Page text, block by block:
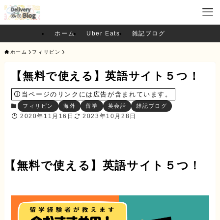
ホーム Uber Eats 雑記ブログ
ホーム フィリピン
【無料で使える】英語サイト５つ！
当ページのリンクには広告が含まれています。
フィリピン 海外 留学 英会話 雑記ブログ
2020年11月16日 2023年10月28日
【無料で使える】英語サイト５つ！